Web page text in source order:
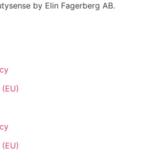
by Elin Fagerberg AB.